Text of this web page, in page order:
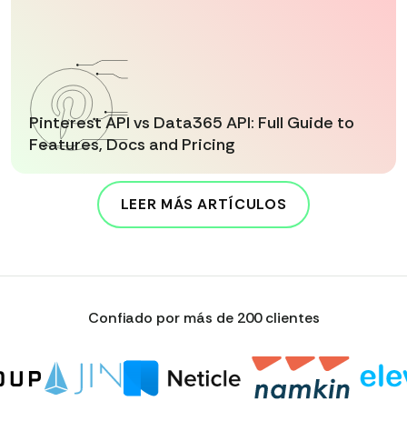
Pinterest API vs Data365 API: Full Guide to
Features, Docs and Pricing
LEER MÁS ARTÍCULOS
Confiado por más de 200 clientes